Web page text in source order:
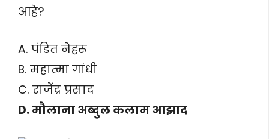
आहे?
A. पंडित नेहरू
B. महात्मा गांधी
C. राजेंद्र प्रसाद
D. मौलाना अब्दुल कलाम आझाद